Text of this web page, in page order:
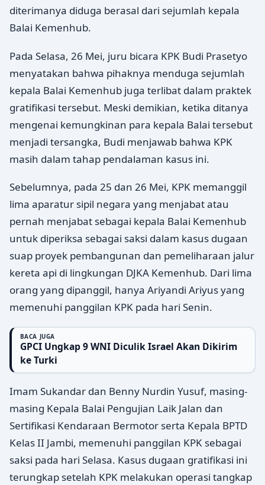
diterimanya diduga berasal dari sejumlah kepala
Balai Kemenhub.
Pada Selasa, 26 Mei, juru bicara KPK Budi Prasetyo
menyatakan bahwa pihaknya menduga sejumlah
kepala Balai Kemenhub juga terlibat dalam praktek
gratifikasi tersebut. Meski demikian, ketika ditanya
mengenai kemungkinan para kepala Balai tersebut
menjadi tersangka, Budi menjawab bahwa KPK
masih dalam tahap pendalaman kasus ini.
Sebelumnya, pada 25 dan 26 Mei, KPK memanggil
lima aparatur sipil negara yang menjabat atau
pernah menjabat sebagai kepala Balai Kemenhub
untuk diperiksa sebagai saksi dalam kasus dugaan
suap proyek pembangunan dan pemeliharaan jalur
kereta api di lingkungan DJKA Kemenhub. Dari lima
orang yang dipanggil, hanya Ariyandi Ariyus yang
memenuhi panggilan KPK pada hari Senin.
BACA JUGA
GPCI Ungkap 9 WNI Diculik Israel Akan Dikirim
ke Turki
Imam Sukandar dan Benny Nurdin Yusuf, masing-
masing Kepala Balai Pengujian Laik Jalan dan
Sertifikasi Kendaraan Bermotor serta Kepala BPTD
Kelas II Jambi, memenuhi panggilan KPK sebagai
saksi pada hari Selasa. Kasus dugaan gratifikasi ini
terungkap setelah KPK melakukan operasi tangkap